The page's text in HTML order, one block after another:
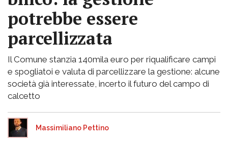
potrebbe essere
parcellizzata
Il Comune stanzia 140mila euro per riqualificare campi
e spogliatoi e valuta di parcellizzare la gestione: alcune
società già interessate, incerto il futuro del campo di
calcetto
Massimiliano Pettino